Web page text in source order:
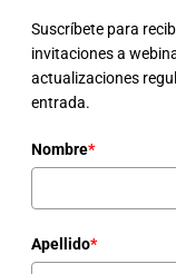
Suscríbete para
invitaciones a
actualizaciones
entrada.
Nombre*
Apellido*